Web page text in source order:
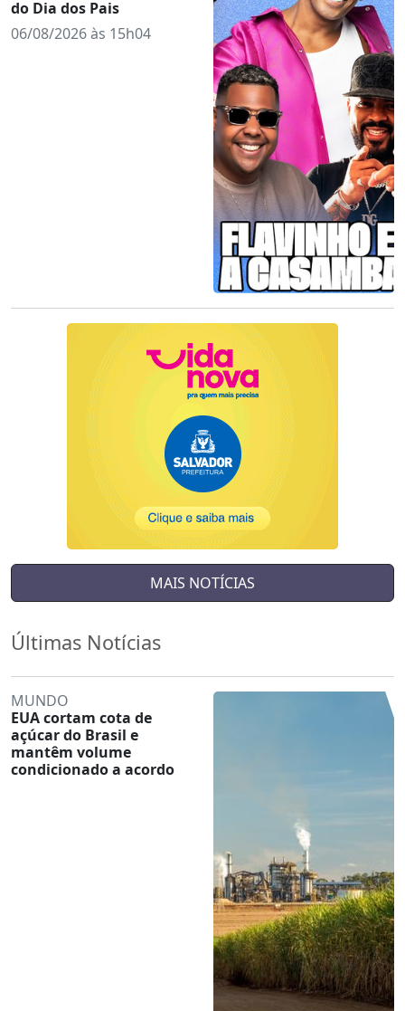
do Dia dos Pais
06/08/2026 às 15h04
MAIS NOTÍCIAS
Últimas Notícias
MUNDO
EUA cortam cota de
açúcar do Brasil e
mantêm volume
condicionado a acordo